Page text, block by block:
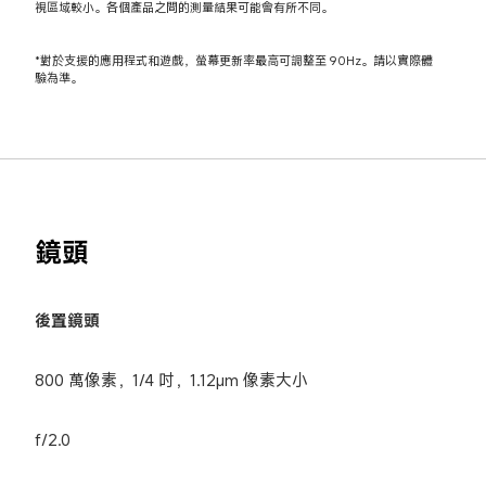
視區域較小。各個產品之間的測量結果可能會有所不同。
*對於支援的應用程式和遊戲，螢幕更新率最高可調整至 90Hz。請以實際體
驗為準。
鏡頭
後置鏡頭
800 萬像素，1/4 吋，1.12μm 像素大小
f/2.0